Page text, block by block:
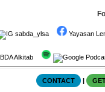
sabda_ylsa Yayasan
Alkitab
CONTACT |